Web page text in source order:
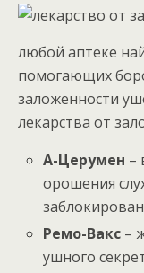
любой аптеке
помогающих
заложенности
лекарства от
А-Церумен –
орошения
Ремо-Вакс –
ушного